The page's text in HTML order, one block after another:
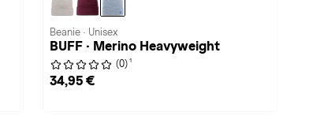
Beanie · Unisex
BUFF · Merino Heavyweight
(0) 1
34,95 €